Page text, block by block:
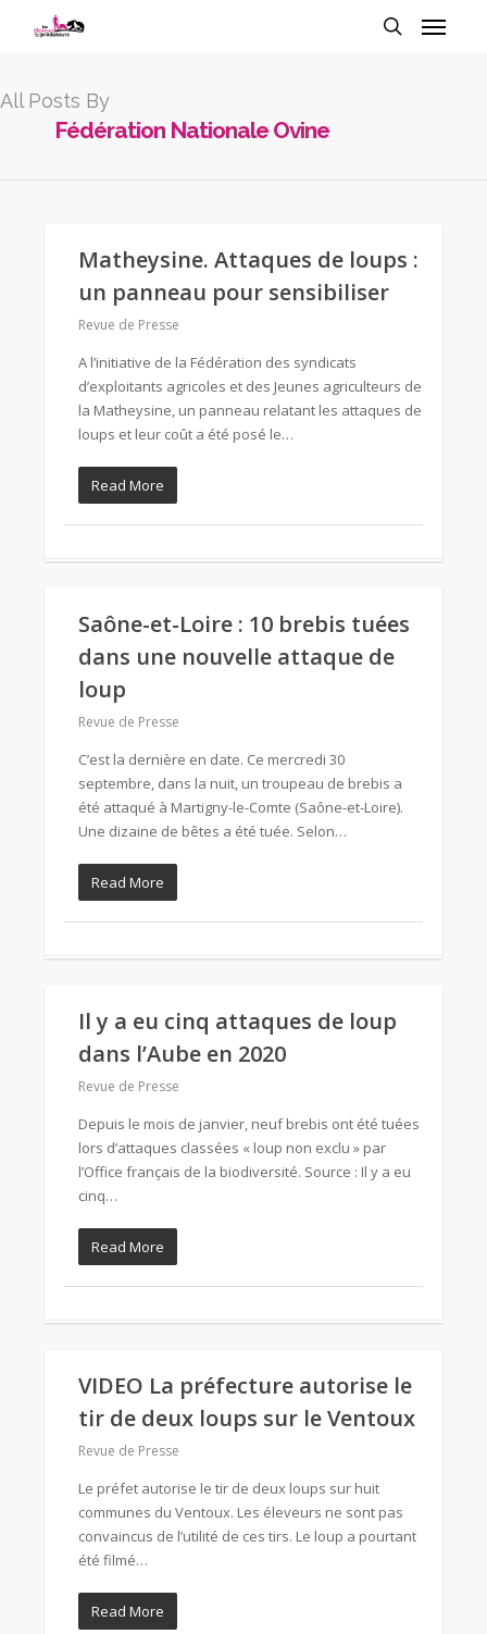
All Posts By
Fédération Nationale Ovine
Matheysine. Attaques de loups :
un panneau pour sensibiliser
Revue de Presse
A l’initiative de la Fédération des syndicats
d’exploitants agricoles et des Jeunes agriculteurs de
la Matheysine, un panneau relatant les attaques de
loups et leur coût a été posé le…
Read More
Saône-et-Loire : 10 brebis tuées
dans une nouvelle attaque de
loup
Revue de Presse
C’est la dernière en date. Ce mercredi 30
septembre, dans la nuit, un troupeau de brebis a
été attaqué à Martigny-le-Comte (Saône-et-Loire).
Une dizaine de bêtes a été tuée. Selon…
Read More
Il y a eu cinq attaques de loup
dans l’Aube en 2020
Revue de Presse
Depuis le mois de janvier, neuf brebis ont été tuées
lors d’attaques classées « loup non exclu » par
l’Office français de la biodiversité. Source : Il y a eu
cinq…
Read More
VIDEO La préfecture autorise le
tir de deux loups sur le Ventoux
Revue de Presse
Le préfet autorise le tir de deux loups sur huit
communes du Ventoux. Les éleveurs ne sont pas
convaincus de l’utilité de ces tirs. Le loup a pourtant
été filmé…
Read More